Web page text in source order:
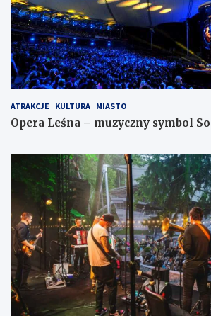
ATRAKCJE KULTURA MIASTO
Opera Leśna – muzyczny symbol